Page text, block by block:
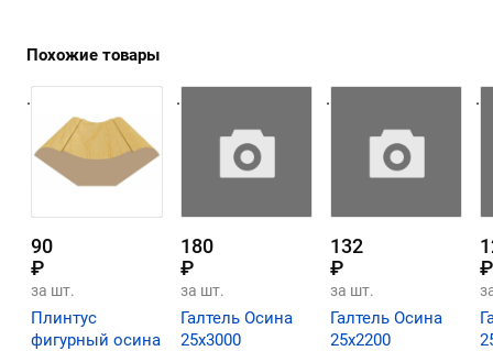
Похожие товары
.
90
₽
за шт.
Плинтус
фигурный осина
.
180
₽
за шт.
Галтель Осина
25х3000
.
132
₽
за шт.
Галтель Осина
25х2200
.
₽